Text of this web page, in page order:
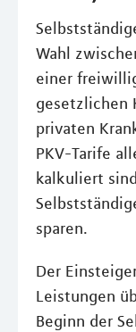
Wahl
einer
gesetzlichen
privaten
PKV-Tarife
kalkuliert
sparen.
Der
Leistungen
Beginn der